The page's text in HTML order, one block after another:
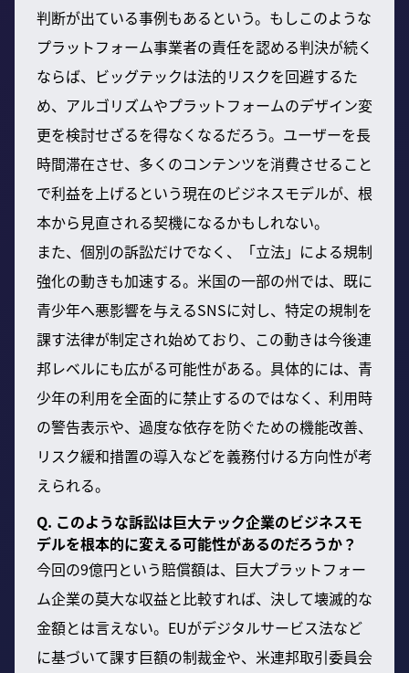
判断が出ている事例もあるという。もしこのような
プラットフォーム事業者の責任を認める判決が続く
ならば、ビッグテックは法的リスクを回避するた
め、アルゴリズムやプラットフォームのデザイン変
更を検討せざるを得なくなるだろう。ユーザーを長
時間滞在させ、多くのコンテンツを消費させること
で利益を上げるという現在のビジネスモデルが、根
本から見直される契機になるかもしれない。
また、個別の訴訟だけでなく、「立法」による規制
強化の動きも加速する。米国の一部の州では、既に
青少年へ悪影響を与えるSNSに対し、特定の規制を
課す法律が制定され始めており、この動きは今後連
邦レベルにも広がる可能性がある。具体的には、青
少年の利用を全面的に禁止するのではなく、利用時
の警告表示や、過度な依存を防ぐための機能改善、
リスク緩和措置の導入などを義務付ける方向性が考
えられる。
Q. このような訴訟は巨大テック企業のビジネスモ
デルを根本的に変える可能性があるのだろうか？
今回の9億円という賠償額は、巨大プラットフォー
ム企業の莫大な収益と比較すれば、決して壊滅的な
金額とは言えない。EUがデジタルサービス法など
に基づいて課す巨額の制裁金や、米連邦取引委員会